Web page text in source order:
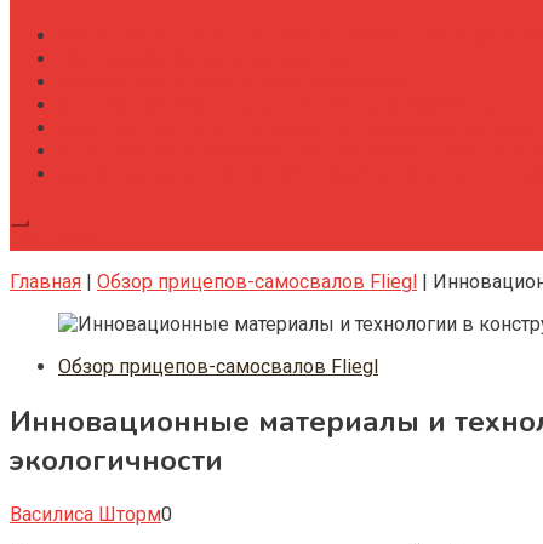
Главная | Обзор прицепов-самосвалов Fliegl |
Обзор прицепов-самосвалов Fliegl
Инновационные материалы и
экологичности
Василиса Шторм0